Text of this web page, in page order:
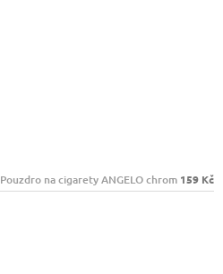
Pouzdro na cigarety ANGELO chrom 159 Kč